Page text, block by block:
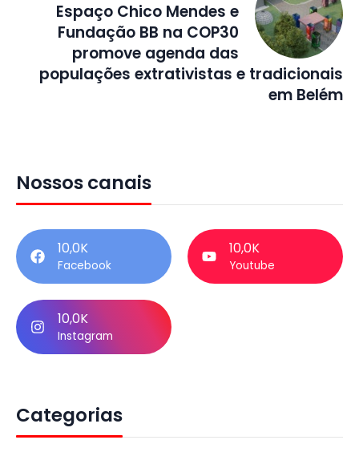
Espaço Chico Mendes e
Fundação BB na COP30
promove agenda das
populações extrativistas e tradicionais
em Belém
Nossos canais
10,0K
Facebook
10,0K
Youtube
10,0K
Instagram
Categorias